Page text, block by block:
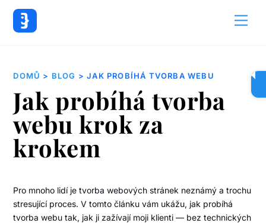
DOMŮ > BLOG > JAK PROBÍHÁ TVORBA WEBU
Jak probíhá tvorba
webu krok za
krokem
Pro mnoho lidí je tvorba webových stránek neznámý a trochu
stresující proces. V tomto článku vám ukážu, jak probíhá
tvorba webu tak, jak ji zažívají moji klienti — bez technických